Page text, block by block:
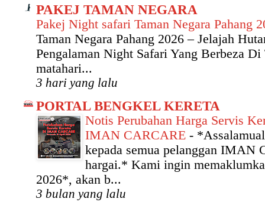
PAKEJ TAMAN NEGARA
Pakej Night safari Taman Negara Pahang
Taman Negara Pahang 2026 – Jelajah
Pengalaman Night Safari Yang Berbeza
matahari...
3 hari yang lalu
PORTAL BENGKEL KERETA
Notis Perubahan Harga Servis
IMAN CARCARE -
kepada semua pelanggan IMAN
hargai.* Kami ingin
2026*, akan b...
3 bulan yang lalu